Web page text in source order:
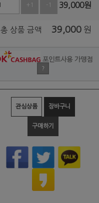
+1 -1 39,000원
총 상품 금액 39,000 원
포인트사용 가맹점
?
관심상품 장바구니
구매하기